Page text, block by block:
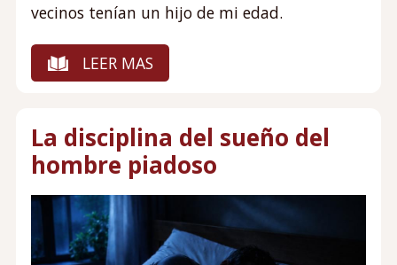
vecinos tenían un hijo de mi edad.
LEER MAS
La disciplina del sueño del
hombre piadoso